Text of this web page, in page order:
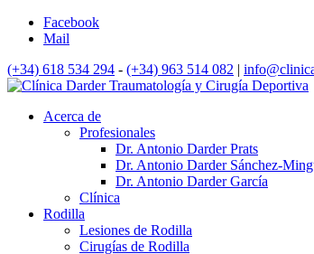
Facebook
Mail
(+34) 618 534 294 - (+34) 963 514 082 |
Acerca de
Profesionales
Dr. Antonio Darder Prats
Dr. Antonio Darder Sánchez-
Dr. Antonio Darder García
Clínica
Rodilla
Lesiones de Rodilla
Cirugías de Rodilla